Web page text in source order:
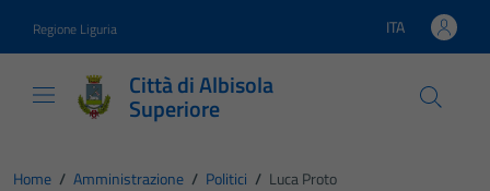
Regione Liguria Lingua attiva:
ITA
Città di Albisola
Superiore
Home / Amministrazione / Politici / Luca Proto